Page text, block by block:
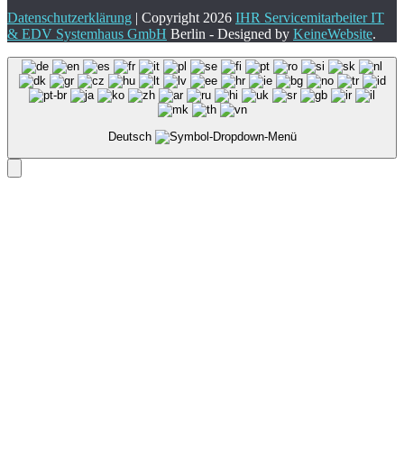
Datenschutzerklärung | Copyright 2026 IHR Servicemitarbeiter IT
& EDV Systemhaus GmbH Berlin - Designed by KeineWebsite.
Deutsch